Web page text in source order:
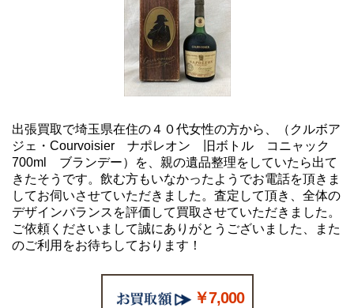
出張買取で埼玉県在住の４０代女性の方から、（クルボア
ジェ・Courvoisier ナポレオン 旧ボトル コニャック
700ml ブランデー）を、親の遺品整理をしていたら出て
きたそうです。飲む方もいなかったようでお電話を頂きま
してお伺いさせていただきました。査定して頂き、全体の
デザインバランスを評価して買取させていただきました。
ご依頼くださいまして誠にありがとうございました、また
のご利用をお待ちしております！
￥7,000